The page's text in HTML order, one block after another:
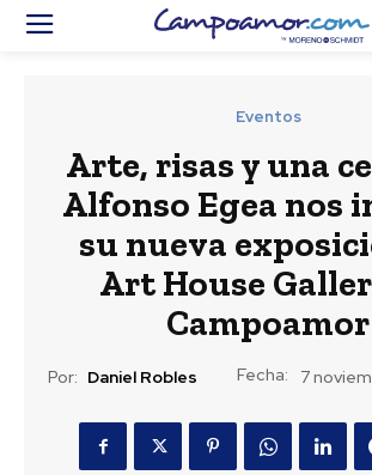
Eventos
Arte, risas y una
Alfonso Egea nos
su nueva
Art House
Campoamor
Por: Daniel Robles Fecha: 7